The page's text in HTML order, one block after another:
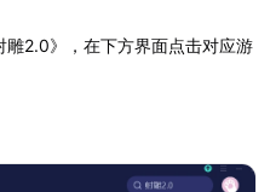
2.0》，在下方界面点击对应游